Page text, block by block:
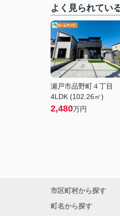
よく見られてい
瀬戸市品野町４丁目
4LDK (102.26㎡)
2,480万円
市区町村から探す
町名から探す